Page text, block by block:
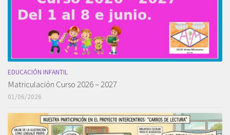
EDUCACIÓN INFANTIL
Matriculación Curso 2026 – 2027
01/06/2026